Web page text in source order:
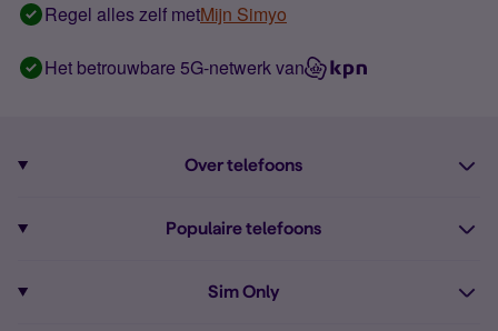
Regel alles zelf metMijn Simyo
Het betrouwbare 5G-netwerk van
Over telefoons
Alle telefoons
Populaire telefoons
Sim Only